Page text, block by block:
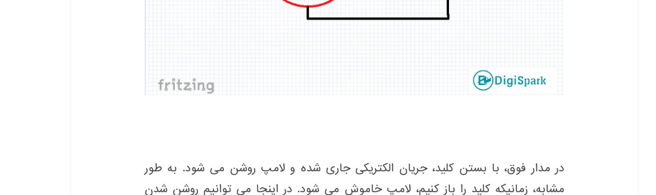
در مدار فوق، با بستن کلید، جریان الکتریکی جاری شده و لامپ روشن می شود. به طور
مشابه، زمانیکه کلید را باز کنیم، لامپ خاموش می شود. در اینجا می توانیم روشن شدن